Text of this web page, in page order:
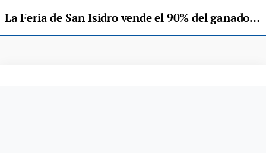
La Feria de San Isidro vende el 90% del ganado equino y mira ya al futuro del certamen